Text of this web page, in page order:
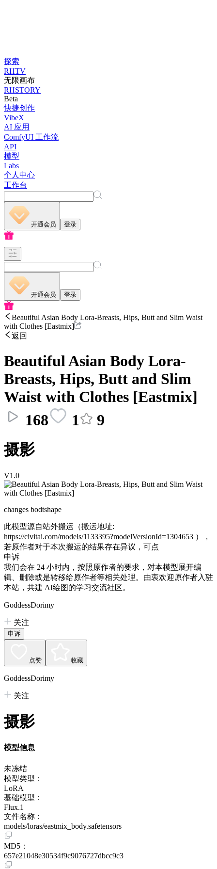
探索
RHTV
无限画布
RHSTORY
Beta
快捷创作
VibeX
AI 应用
ComfyUI 工作流
API
模型
Labs
个人中心
工作台
开通会员 登录
开通会员 登录
Beautiful Asian Body Lora-Breasts, Hips, Butt and Slim Waist
with Clothes [Eastmix]
返回
Beautiful Asian Body Lora-
Breasts, Hips, Butt and Slim
Waist with Clothes [Eastmix]
168
1
9
摄影
V1.0
changes bodtshape
此模型源自站外搬运（搬运地址:
https://civitai.com/models/1133395?modelVersionId=1304653 ），
若原作者对于本次搬运的结果存在异议，可点
申诉
我们会在 24 小时内，按照原作者的要求，对本模型展开编
辑、删除或是转移给原作者等相关处理。由衷欢迎原作者入驻
本站，共建 AI绘图的学习交流社区。
GoddessDorimy
关注
申诉
点赞 收藏
GoddessDorimy
关注
摄影
模型信息
未冻结
模型类型：
LoRA
基础模型：
Flux.1
文件名称：
models/loras/eastmix_body.safetensors
MD5：
657e21048e30534f9c9076727dbcc9c3